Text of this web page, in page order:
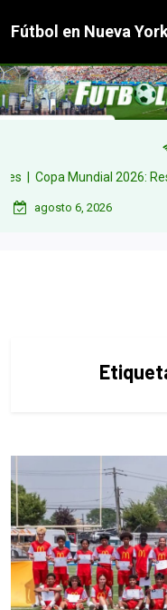
content
Fútbol en Nueva
Copa Mundial 2026:
agosto 6, 2026